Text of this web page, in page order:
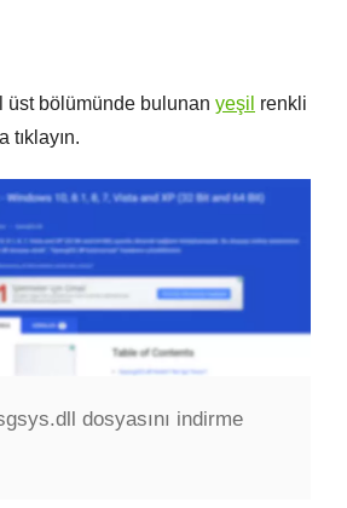
üst bölümünde bulunan yeşil renkli
tıklayın.
dosyasını indirme